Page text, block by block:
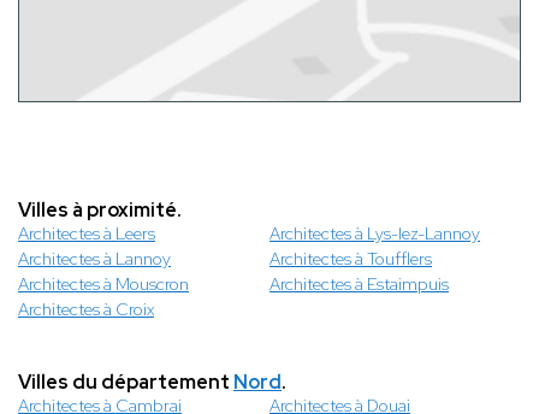
Villes à proximité.
Architectes à Leers
Architectes à Lys-lez-Lannoy
Architectes à Lannoy
Architectes à Toufflers
Architectes à Mouscron
Architectes à Estaimpuis
Architectes à Croix
Villes du département Nord.
Architectes à Cambrai Architectes à Douai